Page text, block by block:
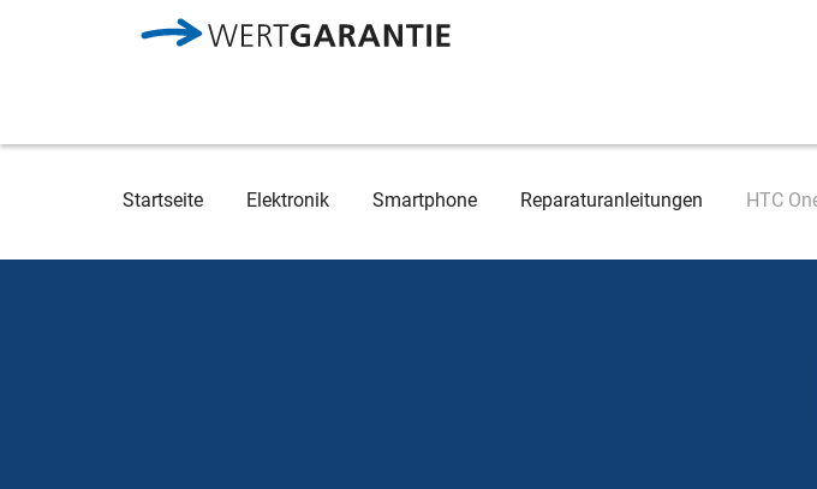
Breadcrumb
Startseite Elektronik Smartphone Reparaturanleitungen HTC